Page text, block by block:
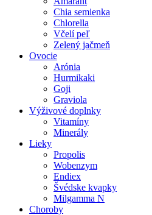
Chia semienka
Chlorella
Včelí peľ
Zelený jačmeň
Ovocie
Arónia
Hurmikaki
Goji
Graviola
Výživové doplnky
Vitamíny
Minerály
Lieky
Propolis
Wobenzym
Endiex
Švédske kvapky
Milgamma N
Choroby